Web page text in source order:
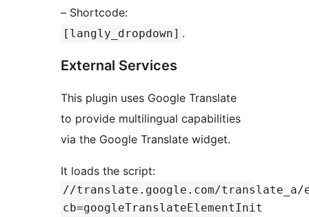
– Shortcode:
[langly_dropdown] .
External Services
This plugin uses Google Translate
to provide multilingual capabilities
via the Google Translate widget.
It loads the script:
//translate.google.com/translate_a/
cb=googleTranslateElementInit